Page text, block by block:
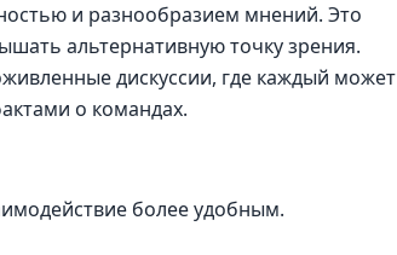
и разнообразием мнений. Это
альтернативную точку зрения.
дискуссии, где каждый может
о командах.
более удобным.